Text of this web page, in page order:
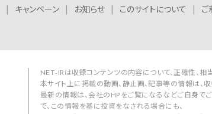
キャンペーン お知らせ このサイトについて ご
NET-IRは収録コンテンツの内容について、正確性、相
本サイト上に掲載の動画、静止画、記事等の情報は、
最新の情報は、会社のHPをご覧になるなどご自身で
で、この情報を基に投資をなされる場合にも、